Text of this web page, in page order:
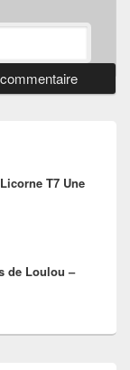
T7 Une
de Loulou –